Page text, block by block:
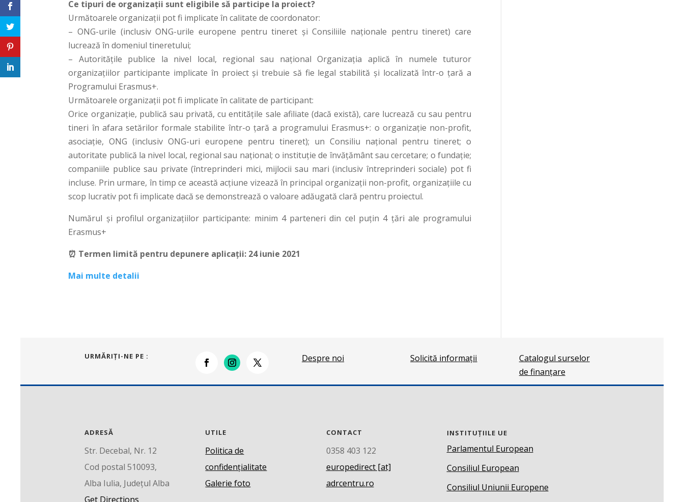
Ce tipuri de organizații sunt eligibile să participe la proiect?
Următoarele organizații pot fi implicate în calitate de coordonator:
– ONG-urile (inclusiv ONG-urile europene pentru tineret și Consiliile naționale pentru tineret) care
lucrează în domeniul tineretului;
– Autoritățile publice la nivel local, regional sau național Organizația aplică în numele tuturor
organizațiilor participante implicate în proiect și trebuie să fie legal stabilită și localizată într-o țară a
Programului Erasmus+.
Următoarele organizații pot fi implicate în calitate de participant:
Orice organizație, publică sau privată, cu entitățile sale afiliate (dacă există), care lucrează cu sau pentru
tineri în afara setărilor formale stabilite într-o țară a programului Erasmus+: o organizație non-profit,
asociație, ONG (inclusiv ONG-uri europene pentru tineret); un Consiliu național pentru tineret; o
autoritate publică la nivel local, regional sau național; o instituție de învățământ sau cercetare; o fundație;
companiile publice sau private (întreprinderi mici, mijlocii sau mari (inclusiv întreprinderi sociale) pot fi
incluse. Prin urmare, în timp ce această acțiune vizează în principal organizații non-profit, organizațiile cu
scop lucrativ pot fi implicate dacă se demonstrează o valoare adăugată clară pentru proiectul.
Numărul și profilul organizațiilor participante: minim 4 parteneri din cel puțin 4 țări ale programului
Erasmus+
⏰ Termen limită pentru depunere aplicații: 24 iunie 2021
Mai multe detalii
URMĂRIŢI-NE PE : Despre noi Solicită informații
Catalogul surselor
de finanțare
ADRESĂ
Str. Decebal, Nr. 12
Cod postal 510093,
Alba Iulia, Județul Alba
Get Directions
UTILE
Politica de
confidențialitate
Galerie foto
CONTACT
0358 403 122
europedirect [at]
adrcentru.ro
INSTITUȚIILE UE
Parlamentul European
Consiliul European
Consiliul Uniunii Europene